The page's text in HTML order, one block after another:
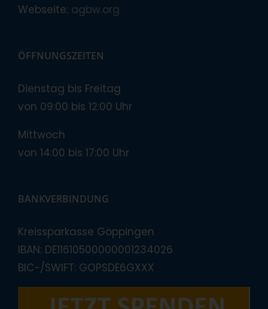
Webseite: agbw.org
ÖFFNUNGSZEITEN
Dienstag bis Freitag
von 09:00 bis 12:00 Uhr
Mittwoch
von 14:00 bis 17:00 Uhr
BANKVERBINDUNG
Kreissparkasse Göppingen
IBAN: DE11610500000001234026
BIC-/SWIFT: GOPSDE6GXXX